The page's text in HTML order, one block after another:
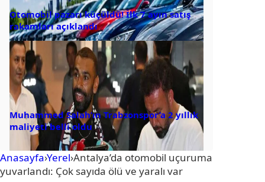
Otomobil pazarı küçüldü! İlk 7 ayın satış
rakamları açıklandı
Muhammed Salah’ın Trabzonspor’a 2 yıllık
maliyeti belli oldu
Anasayfa›Yerel›Antalya’da otomobil uçuruma
yuvarlandı: Çok sayıda ölü ve yaralı var